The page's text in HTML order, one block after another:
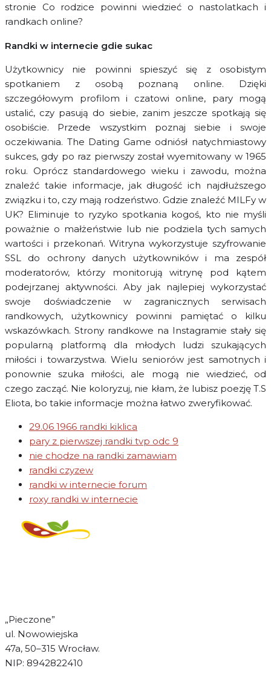
stronie Co rodzice powinni wiedzieć o nastolatkach i
randkach online?
Randki w internecie gdie sukac
Użytkownicy nie powinni spieszyć się z osobistym
spotkaniem z osobą poznaną online. Dzięki
szczegółowym profilom i czatowi online, pary mogą
ustalić, czy pasują do siebie, zanim jeszcze spotkają się
osobiście. Przede wszystkim poznaj siebie i swoje
oczekiwania. The Dating Game odniósł natychmiastowy
sukces, gdy po raz pierwszy został wyemitowany w 1965
roku. Oprócz standardowego wieku i zawodu, można
znaleźć takie informacje, jak długość ich najdłuższego
związku i to, czy mają rodzeństwo. Gdzie znaleźć MILFy w
UK? Eliminuje to ryzyko spotkania kogoś, kto nie myśli
poważnie o małżeństwie lub nie podziela tych samych
wartości i przekonań. Witryna wykorzystuje szyfrowanie
SSL do ochrony danych użytkowników i ma zespół
moderatorów, którzy monitorują witrynę pod kątem
podejrzanej aktywności. Aby jak najlepiej wykorzystać
swoje doświadczenie w zagranicznych serwisach
randkowych, użytkownicy powinni pamiętać o kilku
wskazówkach. Strony randkowe na Instagramie stały się
popularną platformą dla młodych ludzi szukających
miłości i towarzystwa. Wielu seniorów jest samotnych i
ponownie szuka miłości, ale mogą nie wiedzieć, od
czego zacząć. Nie koloryzuj, nie kłam, że lubisz poezję T.S
Eliota, bo takie informacje można łatwo zweryfikować.
29.06 1966 randki kiklica
pary z pierwszej randki tvp odc 9
nie chodze na randki zamawiam
randki czyzew
randki w internecie forum
roxy randki w internecie
„Pieczone”
ul. Nowowiejska
47a, 50–315 Wrocław.
NIP: 8942822410